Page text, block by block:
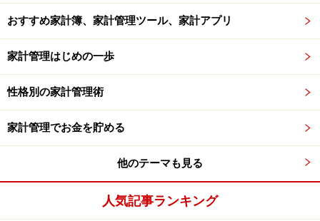
に意味があります。
「今の収入でもできることからやってみよう」と意識を
切り替えることで、将来への備えが自然と積み重なって
いきます。
貯金を長続きさせるコツ：先取り貯金で自
動化しよう
「なかなか貯金が続かない……」という人におすすめなの
が、先取り貯金です。
おすすめ家計簿、家計管理ツール、家計アプリ
家計管理はじめの一歩
性格別の家計管理術
家計管理でお金を貯める
他のテーマも見る
人気記事ランキング